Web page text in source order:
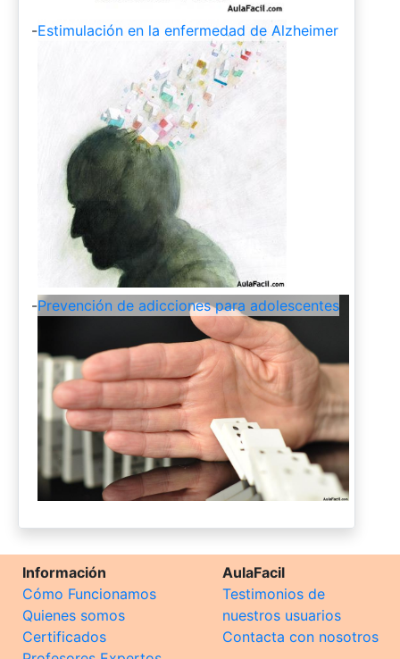
-Estimulación en la enfermedad de Alzheimer
-Prevención de adicciones para adolescentes
Información
Cómo Funcionamos
Quienes somos
Certificados
AulaFacil
Testimonios de
nuestros usuarios
Contacta con nosotros